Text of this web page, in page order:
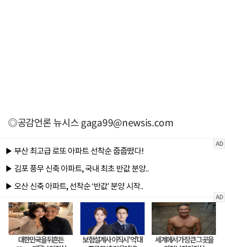
◎공감언론 뉴시스gaga99@newsis.com